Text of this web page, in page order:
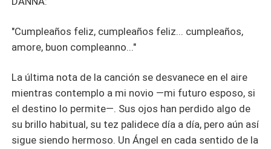
"Cumpleaños feliz, cumpleaños feliz... cumpleaños,
amore, buon compleanno..."
La última nota de la canción se desvanece en el aire
mientras contemplo a mi novio —mi futuro esposo, si
el destino lo permite—. Sus ojos han perdido algo de
su brillo habitual, su tez palidece día a día, pero aún así
sigue siendo hermoso. Un Ángel en cada sentido de la